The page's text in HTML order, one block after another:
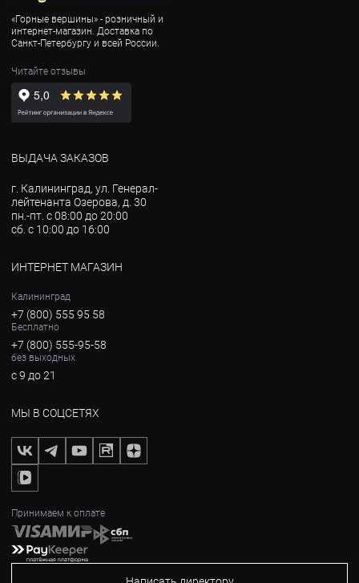
«Горные вершины» - розничный и
интернет-магазин. Доставка по
Санкт-Петербургу и всей России.
Читайте отзывы
ВЫДАЧА ЗАКАЗОВ
г. Калининград, ул. Генерал-
лейтенанта Озерова, д. 30
пн.-пт. с 08:00 до 20:00
сб. с 10:00 до 16:00
ИНТЕРНЕТ МАГАЗИН
Калининград
+7 (800) 555 95 58
Бесплатно
+7 (800) 555-95-58
без выходных
с 9 до 21
МЫ В СОЦСЕТЯХ
Принимаем к оплате